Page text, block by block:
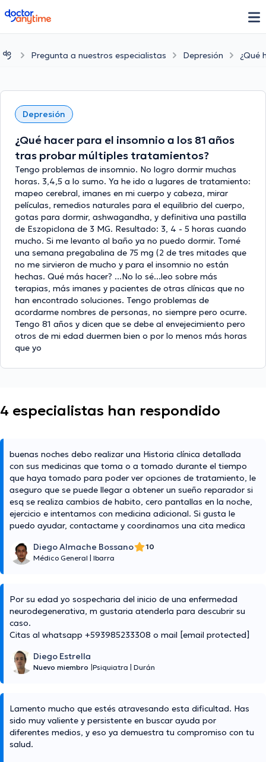
doctoranytime
Pregunta a nuestros especialistas Depresión ¿Qué
Depresión
¿Qué hacer para el insomnio a los 81 años
tras probar múltiples tratamientos?
Tengo problemas de insomnio. No logro dormir muchas
horas. 3,4,5 a lo sumo. Ya he ido a lugares de tratamiento:
mapeo cerebral, imanes en mi cuerpo y cabeza, mirar
películas, remedios naturales para el equilibrio del cuerpo,
gotas para dormir, ashwagandha, y definitiva una pastilla
de Eszopiclona de 3 MG. Resultado: 3, 4 - 5 horas cuando
mucho. Si me levanto al baño ya no puedo dormir. Tomé
una semana pregabalina de 75 mg (2 de tres mitades que
no me sirvieron de mucho y para el insomnio no están
hechas. Qué más hacer? ...No lo sé...leo sobre más
terapias, más imanes y pacientes de otras clínicas que no
han encontrado soluciones. Tengo problemas de
acordarme nombres de personas, no siempre pero ocurre.
Tengo 81 años y dicen que se debe al envejecimiento pero
otros de mi edad duermen bien o por lo menos más horas
que yo
4 especialistas han respondido
buenas noches debo realizar una Historia clínica detallada
con sus medicinas que toma o a tomado durante el tiempo
que haya tomado para poder ver opciones de tratamiento, le
aseguro que se puede llegar a obtener un sueño reparador si
esq se realiza cambios de habito, cero pantallas en la noche,
ejercicio e intentamos con medicina adicional. Si gusta le
puedo ayudar, contactame y coordinamos una cita medica
Diego Almache Bossano
10
Médico General
Ibarra
Por su edad yo sospecharia del inicio de una enfermedad
neurodegenerativa, m gustaria atenderla para descubrir su
caso.
Citas al whatsapp +593985233308 o mail [email protected]
Diego Estrella
Nuevo miembro Psiquiatra Durán
Lamento mucho que estés atravesando esta dificultad. Has
sido muy valiente y persistente en buscar ayuda por
diferentes medios, y eso ya demuestra tu compromiso con tu
salud.